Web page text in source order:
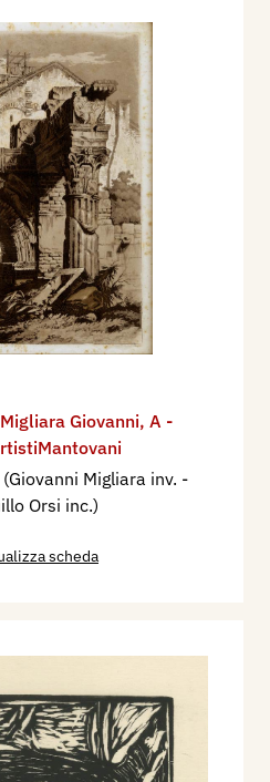
Migliara Giovanni, A -
Migliara inv. -
Orsi inc.)
scheda